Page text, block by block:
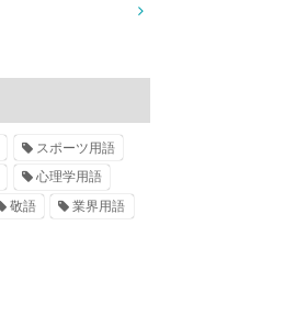
スポーツ用語
心理学用語
敬語
業界用語